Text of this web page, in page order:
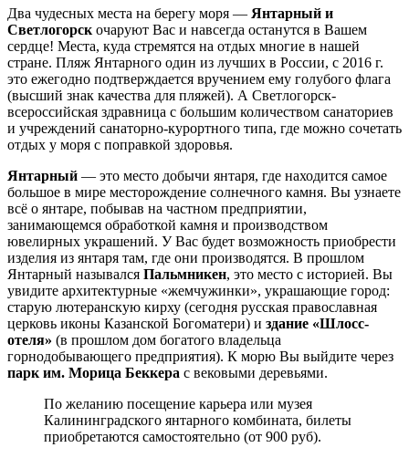
Два чудесных места на берегу моря — Янтарный и
Светлогорск очаруют Вас и навсегда останутся в Вашем
сердце! Места, куда стремятся на отдых многие в нашей
стране. Пляж Янтарного один из лучших в России, с 2016 г.
это ежегодно подтверждается вручением ему голубого флага
(высший знак качества для пляжей). А Светлогорск-
всероссийская здравница с большим количеством санаториев
и учреждений санаторно-курортного типа, где можно сочетать
отдых у моря с поправкой здоровья.
Янтарный — это место добычи янтаря, где находится самое
большое в мире месторождение солнечного камня. Вы узнаете
всё о янтаре, побывав на частном предприятии,
занимающемся обработкой камня и производством
ювелирных украшений. У Вас будет возможность приобрести
изделия из янтаря там, где они производятся. В прошлом
Янтарный назывался Пальмникен, это место с историей. Вы
увидите архитектурные «жемчужинки», украшающие город:
старую лютеранскую кирху (сегодня русская православная
церковь иконы Казанской Богоматери) и здание «Шлосс-
отеля» (в прошлом дом богатого владельца
горнодобывающего предприятия). К морю Вы выйдите через
парк им. Морица Беккера с вековыми деревьями.
По желанию посещение карьера или музея
Калининградского янтарного комбината, билеты
приобретаются самостоятельно (от 900 руб).